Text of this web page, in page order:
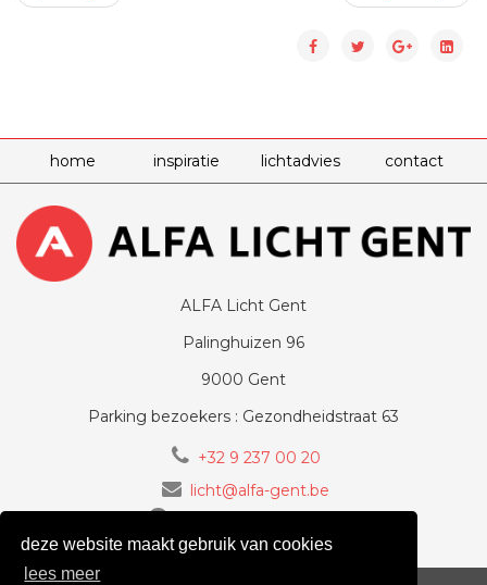
deze website maakt gebruik van cookies
lees meer
home inspiratie lichtadvies contact
ALFA Licht Gent
Palinghuizen 96
9000 Gent
Parking bezoekers : Gezondheidstraat 63
+32 9 237 00 20
licht@alfa-gent.be